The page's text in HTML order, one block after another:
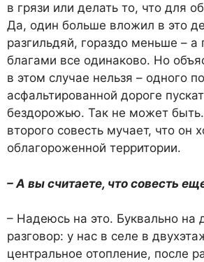
в грязи или делать то, что для
Да, один больше вложил в это
разгильдяй, гораздо меньше – а
благами все одинаково. Но
в этом случае нельзя – одного
асфальтированной дороге
бездорожью. Так не может
второго совесть мучает, что он
облагороженной территории.
– А вы считаете, что совесть
– Надеюсь на это. Буквально на
разговор: у нас в селе в
центральное отопление, после